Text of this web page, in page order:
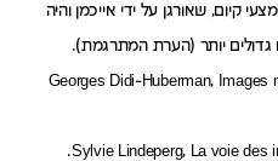
קיום, שאורגן על ידי אייכמן והיה
גדולים יותר (הערת המתרגמת).
Georges Didi-Huberman, Images
Sylvie Lindeperg, La voie des